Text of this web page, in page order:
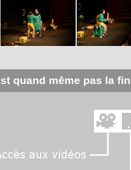
quand même pas la